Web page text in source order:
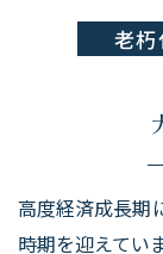
老
高度経済成長期
時期を迎えてい